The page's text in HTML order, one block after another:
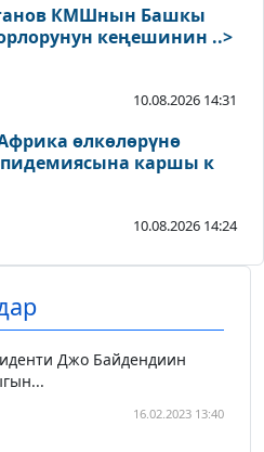
КМШнын Башкы
кеңешинин ..>
10.08.2026 14:31
өлкөлөрүнө
каршы к
10.08.2026 14:24
Джо Байдендиин
16.02.2023 13:40